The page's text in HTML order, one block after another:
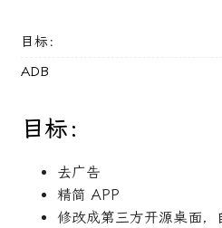
目标：
ADB
目标：
去广告
精简 APP
修改成第三方开源桌面，